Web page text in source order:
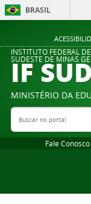
BRASIL
INSTITUTO FEDERAL
SUDESTE DE MINAS
IF
MINISTÉRIO DA
Buscar no portal
Fale Conosco